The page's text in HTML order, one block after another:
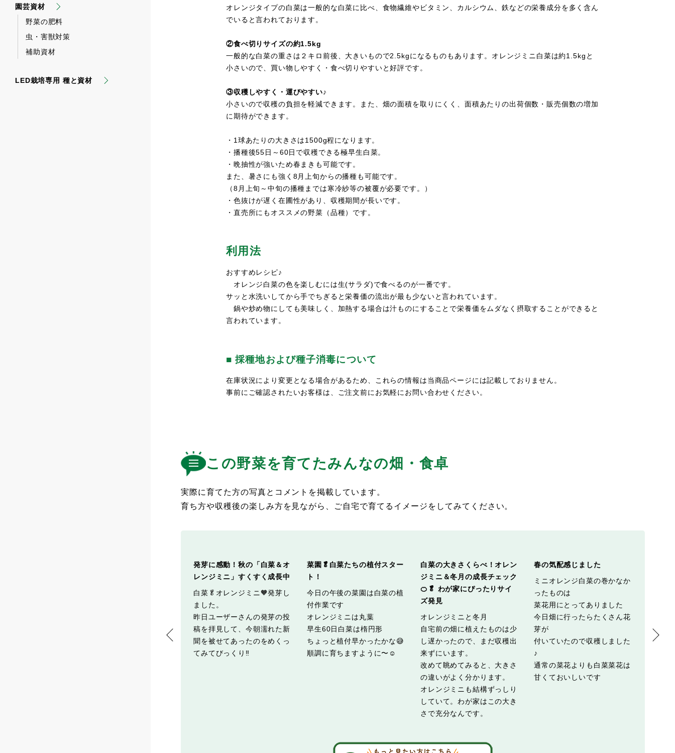
園芸資材
野菜の肥料
虫・害獣対策
補助資材
LED栽培専用 種と資材
オレンジタイプの白菜は一般的な白菜に比べ、食物繊維やビタミン、カルシウム、鉄などの栄養成分を多く含ん
でいると言われております。
②食べ切りサイズの約1.5kg
一般的な白菜の重さは２キロ前後、大きいもので2.5kgになるものもあります。オレンジミニ白菜は約1.5kgと
小さいので、買い物しやすく・食べ切りやすいと好評です。
③収穫しやすく・運びやすい♪
小さいので収穫の負担を軽減できます。また、畑の面積を取りにくく、面積あたりの出荷個数・販売個数の増加
に期待ができます。
・1球あたりの大きさは1500g程になります。
・播種後55日～60日で収穫できる極早生白菜。
・晩抽性が強いため春まきも可能です。
また、暑さにも強く8月上旬からの播種も可能です。
（8月上旬～中旬の播種までは寒冷紗等の被覆が必要です。）
・色抜けが遅く在圃性があり、収穫期間が長いです。
・直売所にもオススメの野菜（品種）です。
利用法
おすすめレシピ♪
オレンジ白菜の色を楽しむには生(サラダ)で食べるのが一番です。
サッと水洗いしてから手でちぎると栄養価の流出が最も少ないと言われています。
鍋や炒め物にしても美味しく、加熱する場合は汁ものにすることで栄養価をムダなく摂取することができると
言われています。
■ 採種地および種子消毒について
在庫状況により変更となる場合があるため、これらの情報は当商品ページには記載しておりません。
事前にご確認されたいお客様は、ご注文前にお気軽にお問い合わせください。
この野菜を育てたみんなの畑・食卓
実際に育てた方の写真とコメントを掲載しています。
育ち方や収穫後の楽しみ方を見ながら、ご自宅で育てるイメージをしてみてください。
発芽に感動！秋の「白菜＆オ
レンジミニ」すくすく成長中
白菜🥬オレンジミニ🧡発芽し
ました。
昨日ユーザーさんの発芽の投
稿を拝見して、今朝濡れた新
聞を被せてあったのをめくっ
てみてびっくり‼️
菜園🥬白菜たちの植付スター
ト！
今日の午後の菜園は白菜の植
付作業です
オレンジミニは丸葉
早生60日白菜は楕円形
ちょっと植付早かったかな😅
順調に育ちますように〜☺️
白菜の大きさくらべ！オレン
ジミニ＆冬月の成長チェック
🍊🥬 わが家にぴったりサイ
ズ発見
オレンジミニと冬月
自宅前の畑に植えたものは少
し遅かったので、まだ収穫出
来ずにいます。
改めて眺めてみると、大きさ
の違いがよく分かります。
オレンジミニも結構ずっしり
していて。わが家はこの大き
さで充分なんです。
春の気配感じました
ミニオレンジ白菜の巻かなか
ったものは
菜花用にとってありました
今日畑に行ったらたくさん花
芽が
付いていたので収穫しました
♪
通常の菜花よりも白菜菜花は
甘くておいしいです
やっぱ
た😭